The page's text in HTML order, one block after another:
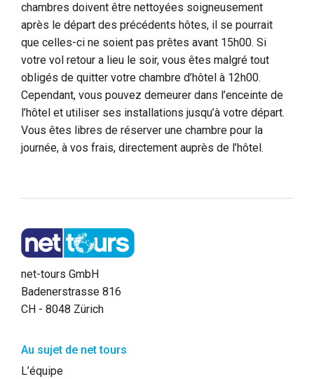
chambres doivent être nettoyées soigneusement
après le départ des précédents hôtes, il se pourrait
que celles-ci ne soient pas prêtes avant 15h00. Si
votre vol retour a lieu le soir, vous êtes malgré tout
obligés de quitter votre chambre d’hôtel à 12h00.
Cependant, vous pouvez demeurer dans l’enceinte de
l’hôtel et utiliser ses installations jusqu’à votre départ.
Vous êtes libres de réserver une chambre pour la
journée, à vos frais, directement auprès de l’hôtel.
net-tours GmbH
Badenerstrasse 816
CH - 8048 Zürich
Au sujet de net tours
L’équipe